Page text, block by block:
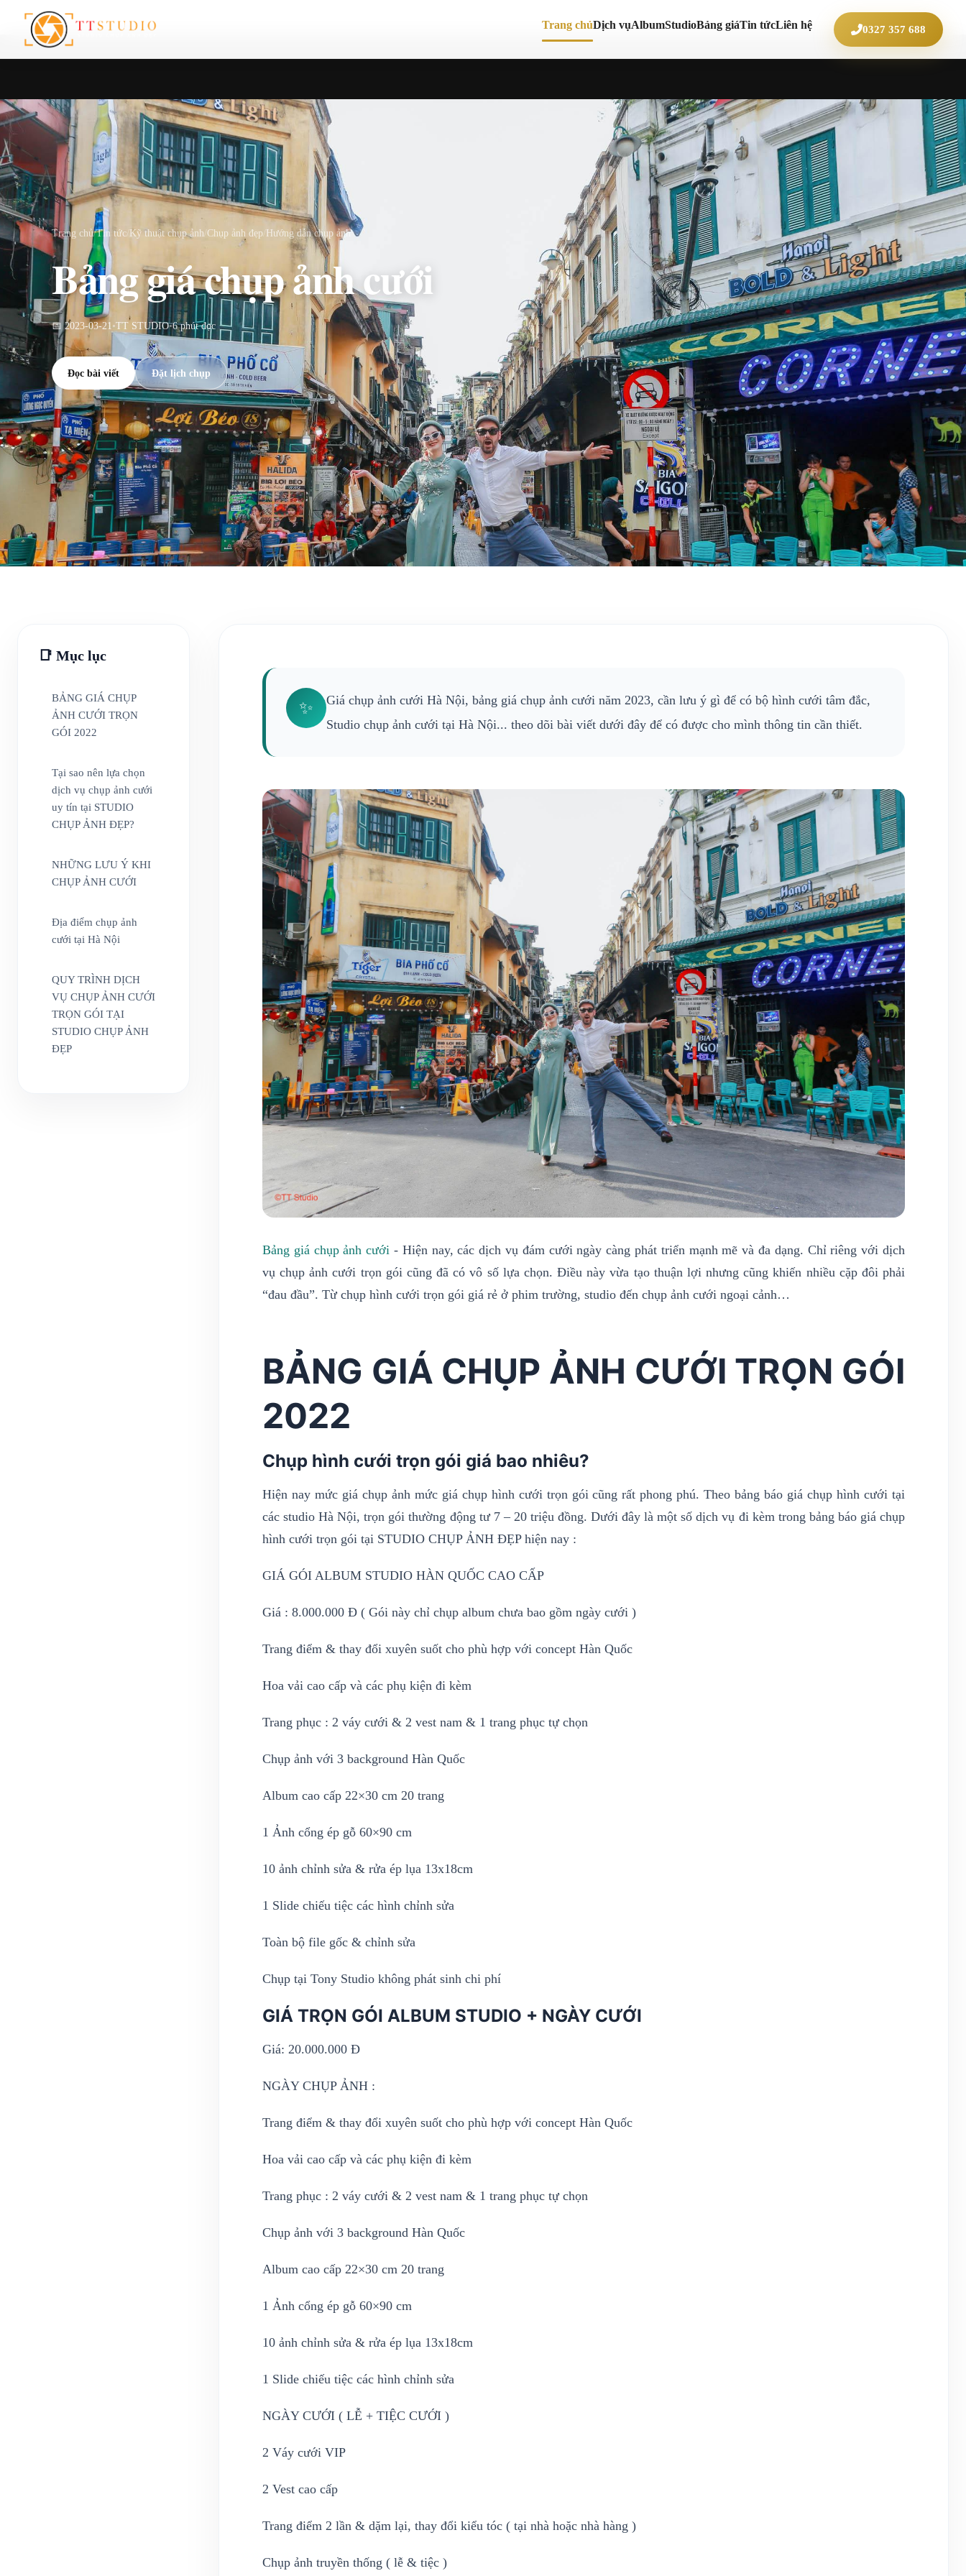
Trang chủDịch vụAlbumStudioBảng giáTin tứcLiên hệ 0327 357 688
Trang chủ/Tin tức/Kỹ thuật chụp ảnh/Chụp ảnh đẹp/ Hướng dẫn chụp ảnh
Bảng giá chụp ảnh cưới
📅 2023-03-21•TT STUDIO•6 phút đọc
Đọc bài viết Đặt lịch chụp
📑 Mục lục
BẢNG GIÁ CHỤP
ẢNH CƯỚI TRỌN
GÓI 2022
Tại sao nên lựa chọn
dịch vụ chụp ảnh cưới
uy tín tại STUDIO
CHỤP ẢNH ĐẸP?
NHỮNG LƯU Ý KHI
CHỤP ẢNH CƯỚI
Địa điểm chụp ảnh
cưới tại Hà Nội
QUY TRÌNH DỊCH
VỤ CHỤP ẢNH CƯỚI
TRỌN GÓI TẠI
STUDIO CHỤP ẢNH
ĐẸP
✨
Giá chụp ảnh cưới Hà Nội, bảng giá chụp ảnh cưới năm 2023, cần lưu ý gì để có bộ hình cưới tâm đắc,
Studio chụp ảnh cưới tại Hà Nội... theo dõi bài viết dưới đây để có được cho mình thông tin cần thiết.
Bảng giá chụp ảnh cưới - Hiện nay, các dịch vụ đám cưới ngày càng phát triển mạnh mẽ và đa dạng. Chỉ riêng với dịch
vụ chụp ảnh cưới trọn gói cũng đã có vô số lựa chọn. Điều này vừa tạo thuận lợi nhưng cũng khiến nhiều cặp đôi phải
“đau đầu”. Từ chụp hình cưới trọn gói giá rẻ ở phim trường, studio đến chụp ảnh cưới ngoại cảnh…
BẢNG GIÁ CHỤP ẢNH CƯỚI TRỌN GÓI
2022
Chụp hình cưới trọn gói giá bao nhiêu?
Hiện nay mức giá chụp ảnh mức giá chụp hình cưới trọn gói cũng rất phong phú. Theo bảng báo giá chụp hình cưới tại
các studio Hà Nội, trọn gói thường động tư 7 – 20 triệu đồng. Dưới đây là một số dịch vụ đi kèm trong bảng báo giá chụp
hình cưới trọn gói tại STUDIO CHỤP ẢNH ĐẸP hiện nay :
GIÁ GÓI ALBUM STUDIO HÀN QUỐC CAO CẤP
Giá : 8.000.000 Đ ( Gói này chỉ chụp album chưa bao gồm ngày cưới )
Trang điểm & thay đổi xuyên suốt cho phù hợp với concept Hàn Quốc
Hoa vải cao cấp và các phụ kiện đi kèm
Trang phục : 2 váy cưới & 2 vest nam & 1 trang phục tự chọn
Chụp ảnh với 3 background Hàn Quốc
Album cao cấp 22×30 cm 20 trang
1 Ảnh cổng ép gỗ 60×90 cm
10 ảnh chỉnh sửa & rửa ép lụa 13x18cm
1 Slide chiếu tiệc các hình chỉnh sửa
Toàn bộ file gốc & chỉnh sửa
Chụp tại Tony Studio không phát sinh chi phí
GIÁ TRỌN GÓI ALBUM STUDIO + NGÀY CƯỚI
Giá: 20.000.000 Đ
NGÀY CHỤP ẢNH :
Trang điểm & thay đổi xuyên suốt cho phù hợp với concept Hàn Quốc
Hoa vải cao cấp và các phụ kiện đi kèm
Trang phục : 2 váy cưới & 2 vest nam & 1 trang phục tự chọn
Chụp ảnh với 3 background Hàn Quốc
Album cao cấp 22×30 cm 20 trang
1 Ảnh cổng ép gỗ 60×90 cm
10 ảnh chỉnh sửa & rửa ép lụa 13x18cm
1 Slide chiếu tiệc các hình chỉnh sửa
NGÀY CƯỚI ( LỄ + TIỆC CƯỚI )
2 Váy cưới VIP
2 Vest cao cấp
Trang điểm 2 lần & dặm lại, thay đổi kiểu tóc ( tại nhà hoặc nhà hàng )
Chụp ảnh truyền thống ( lễ & tiệc )